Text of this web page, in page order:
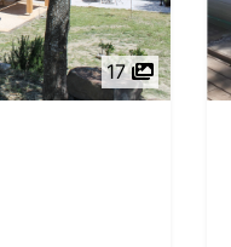
17